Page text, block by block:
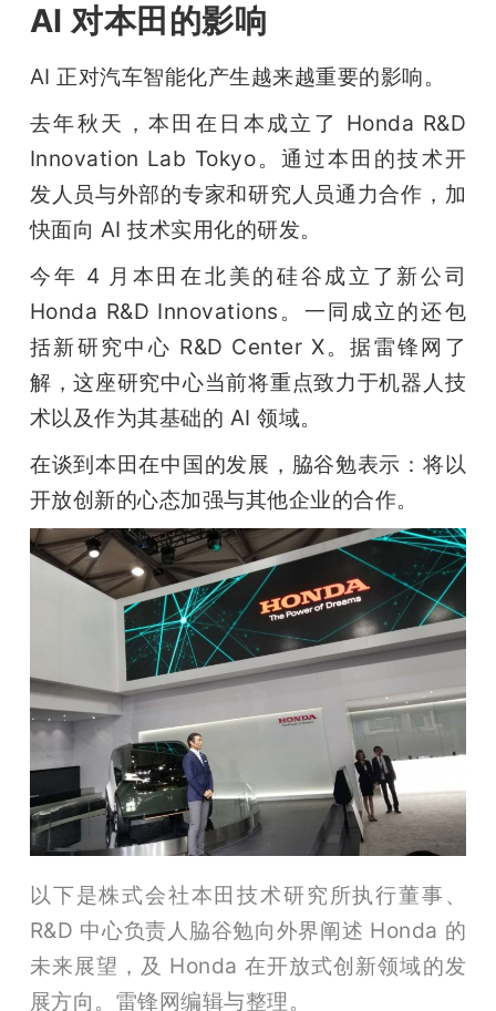
AI 对本田的影响
AI 正对汽车智能化产生越来越重要的影响。
去年秋天，本田在日本成立了 Honda R&D
Innovation Lab Tokyo。通过本田的技术开
发人员与外部的专家和研究人员通力合作，加
快面向 AI 技术实用化的研发。
今年 4 月本田在北美的硅谷成立了新公司
Honda R&D Innovations。一同成立的还包
括新研究中心 R&D Center X。据雷锋网了
解，这座研究中心当前将重点致力于机器人技
术以及作为其基础的 AI 领域。
在谈到本田在中国的发展，脇谷勉表示：将以
开放创新的心态加强与其他企业的合作。
以下是株式会社本田技术研究所执行董事、
R&D 中心负责人脇谷勉向外界阐述 Honda 的
未来展望，及 Honda 在开放式创新领域的发
展方向。雷锋网编辑与整理。